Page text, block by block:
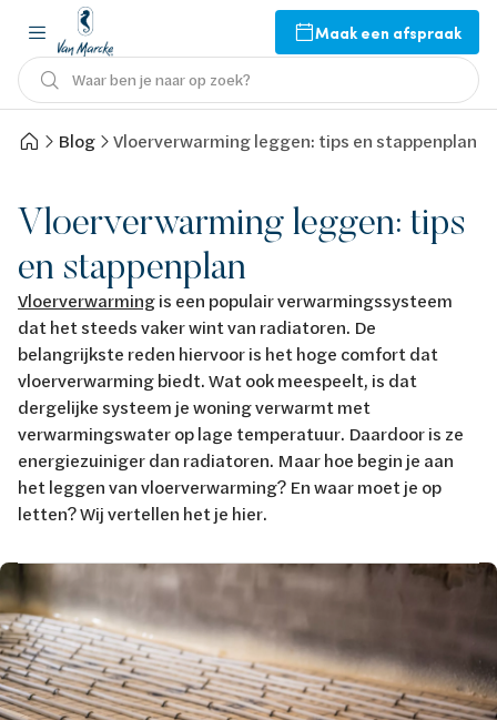
Maak een afspraak
Waar ben je naar op zoek?
Blog Vloerverwarming leggen: tips en stappenplan
Vloerverwarming leggen: tips
en stappenplan
Vloerverwarmingis een populair verwarmingssysteem
dat het steeds vaker wint van radiatoren. De
belangrijkste reden hiervoor is het hoge comfort dat
vloerverwarming biedt. Wat ook meespeelt, is dat
dergelijke systeem je woning verwarmt met
verwarmingswater op lage temperatuur. Daardoor is ze
energiezuiniger dan radiatoren. Maar hoe begin je aan
het leggen van vloerverwarming? En waar moet je op
letten? Wij vertellen het je hier.
Afbeelding